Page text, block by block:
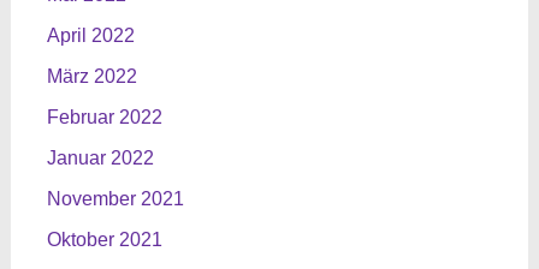
April 2022
März 2022
Februar 2022
Januar 2022
November 2021
Oktober 2021